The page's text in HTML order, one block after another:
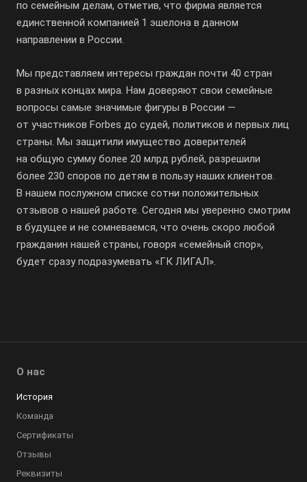
по семейным делам, отметив, что фирма является
единственной компанией 1 эшелона в данном
направлении в России.
Мы представляем интересы граждан почти 40 стран
в разных концах мира. Нам доверяют свои семейные
вопросы самые значимые фигуры в России —
от участников Forbes до судей, политиков и первых лиц
страны. Мы защитили имущество доверителей
на общую сумму более 20 млрд рублей, разрешили
более 230 споров по детям в пользу наших клиентов.
В нашем послужном списке сотни положительных
отзывов о нашей работе. Сегодня мы уверенно смотрим
в будущее и не сомневаемся, что очень скоро любой
гражданин нашей страны, говоря «семейный спор»,
будет сразу подразумевать «ГК ЛИГАЛ».
О нас
История
Команда
Сертификаты
Отзывы
Реквизиты